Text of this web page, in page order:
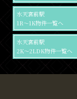
水天宮前駅
1R～1K物件一覧へ
水天宮前駅
2K～2LDK物件一覧へ